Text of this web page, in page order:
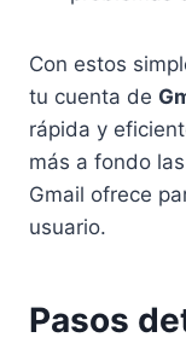
Con estos
tu cuenta de
rápida y
más a fondo
Gmail ofrece
usuario.
Pasos